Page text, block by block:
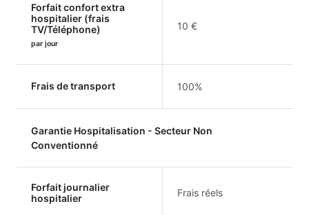
Forfait confort extra
hospitalier (frais
TV/Téléphone)
par jour
10 €
Frais de transport 100%
Garantie Hospitalisation - Secteur Non
Conventionné
Forfait journalier
hospitalier
Frais réels